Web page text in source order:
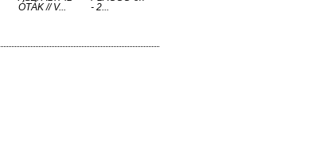
ÓTÁK // V...
- 2...